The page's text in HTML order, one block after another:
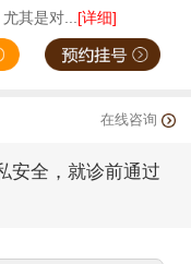
其是对...[详细]
在线咨询
安全，就诊前通过